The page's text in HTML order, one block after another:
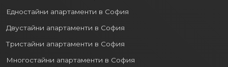
Едностайни апартаменти в София
Двустайни апартаменти в София
Тристайни апартаменти в София
Многостайни апартаменти в София